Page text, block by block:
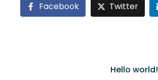
Facebook Twitter
Hello world!